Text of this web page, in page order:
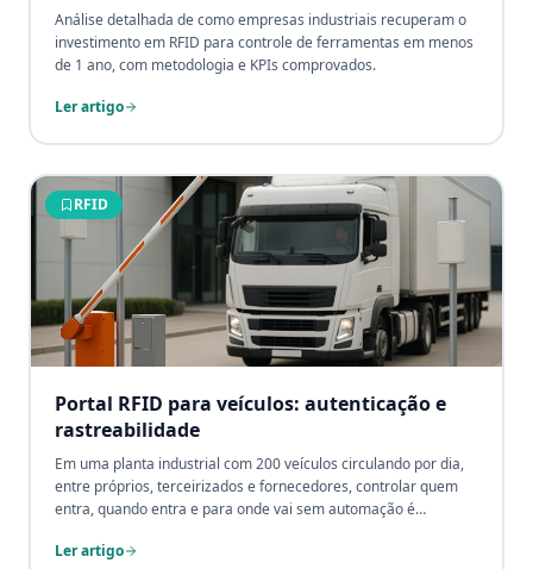
Análise detalhada de como empresas industriais recuperam o
investimento em RFID para controle de ferramentas em menos
de 1 ano, com metodologia e KPIs comprovados.
Ler artigo
RFID
Portal RFID para veículos: autenticação e
rastreabilidade
Em uma planta industrial com 200 veículos circulando por dia,
entre próprios, terceirizados e fornecedores, controlar quem
entra, quando entra e para onde vai sem automação é
complexidade em dados precisos: cada veículo identificado em
Ler artigo